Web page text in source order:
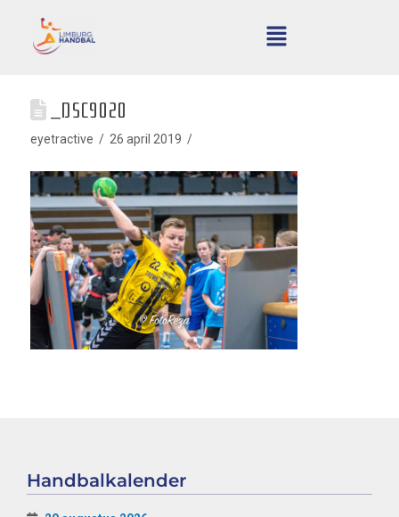
_DSC9020
eyetractive 26 april 2019
Handbalkalender